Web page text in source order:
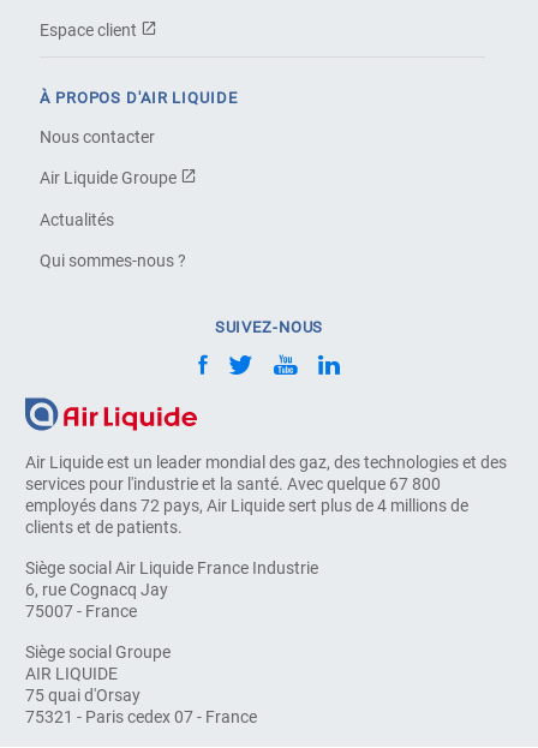
Air Liquide est un leader mondial des gaz, des technologies et des
services pour l'industrie et la santé. Avec quelque 67 800
employés dans 72 pays, Air Liquide sert plus de 4 millions de
clients et de patients.
Siège social Air Liquide France Industrie
6, rue Cognacq Jay
75007 - France
Siège social Groupe
AIR LIQUIDE
75 quai d'Orsay
75321 - Paris cedex 07 - France
Espace client
À PROPOS D'AIR LIQUIDE
Nous contacter
Air Liquide Groupe
Actualités
Qui sommes-nous ?
SUIVEZ-NOUS